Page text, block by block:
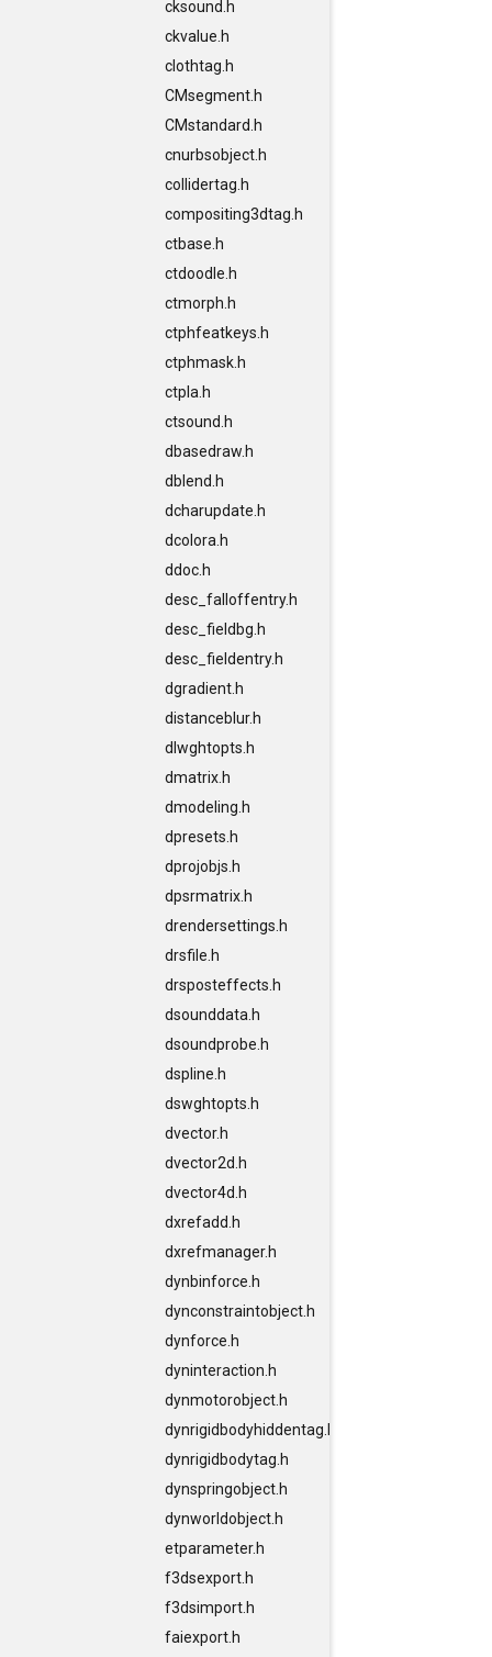
cksound.h
ckvalue.h
clothtag.h
CMsegment.h
CMstandard.h
cnurbsobject.h
collidertag.h
compositing3dtag.h
ctbase.h
ctdoodle.h
ctmorph.h
ctphfeatkeys.h
ctphmask.h
ctpla.h
ctsound.h
dbasedraw.h
dblend.h
dcharupdate.h
dcolora.h
ddoc.h
desc_falloffentry.h
desc_fieldbg.h
desc_fieldentry.h
dgradient.h
distanceblur.h
dlwghtopts.h
dmatrix.h
dmodeling.h
dpresets.h
dprojobjs.h
dpsrmatrix.h
drendersettings.h
drsfile.h
drsposteffects.h
dsounddata.h
dsoundprobe.h
dspline.h
dswghtopts.h
dvector.h
dvector2d.h
dvector4d.h
dxrefadd.h
dxrefmanager.h
dynbinforce.h
dynconstraintobject.h
dynforce.h
dyninteraction.h
dynmotorobject.h
dynrigidbodyhiddentag.h
dynrigidbodytag.h
dynspringobject.h
dynworldobject.h
etparameter.h
f3dsexport.h
f3dsimport.h
faiexport.h